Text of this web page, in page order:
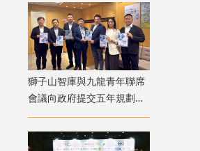
獅子山智庫與九龍青年聯席
會議向政府提交五年規劃建
議書 六大範疇政策建議聚
焦北都青年地區治理